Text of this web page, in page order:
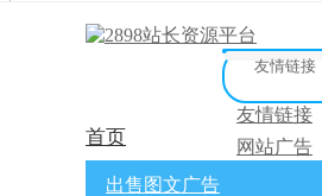
友情链接
友情链接
网站广告
首页
网站广告
自媒体广告
出售图文广告